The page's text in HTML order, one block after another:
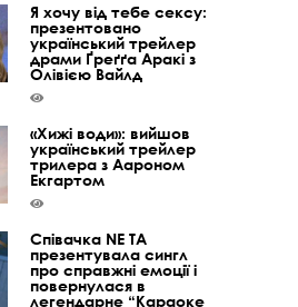
Я хочу від тебе сексу:
презентовано
український трейлер
драми Ґреґґа Аракі з
Олівією Вайлд
«Хижі води»: вийшов
український трейлер
трилера з Аароном
Екгартом
Співачка NE TA
презентувала сингл
про справжні емоції і
повернулася в
легендарне “Караоке